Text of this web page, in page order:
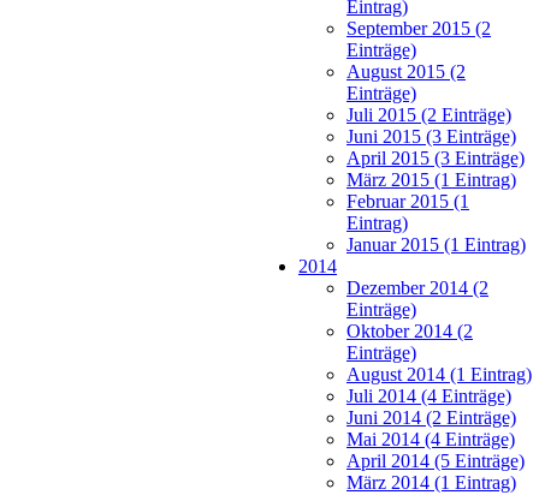
Eintrag)
September 2015 (2
Einträge)
August 2015 (2
Einträge)
Juli 2015 (2 Einträge)
Juni 2015 (3 Einträge)
April 2015 (3 Einträge)
März 2015 (1 Eintrag)
Februar 2015 (1
Eintrag)
Januar 2015 (1 Eintrag)
2014
Dezember 2014 (2
Einträge)
Oktober 2014 (2
Einträge)
August 2014 (1 Eintrag)
Juli 2014 (4 Einträge)
Juni 2014 (2 Einträge)
Mai 2014 (4 Einträge)
April 2014 (5 Einträge)
März 2014 (1 Eintrag)